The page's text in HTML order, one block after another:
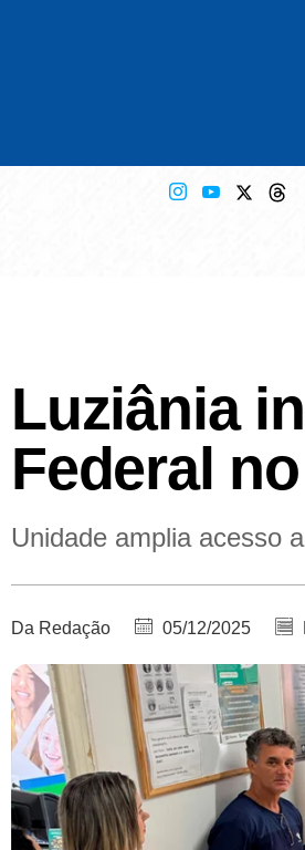
Luziânia
Federal
Unidade amplia acesso
Da Redação 05/12/2025